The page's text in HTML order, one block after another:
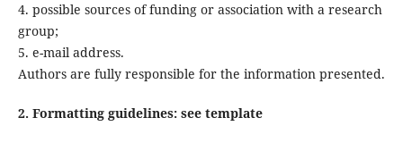
4. possible sources of funding or association with a research
group;
5. e-mail address.
Authors are fully responsible for the information presented.
2. Formatting guidelines: see template